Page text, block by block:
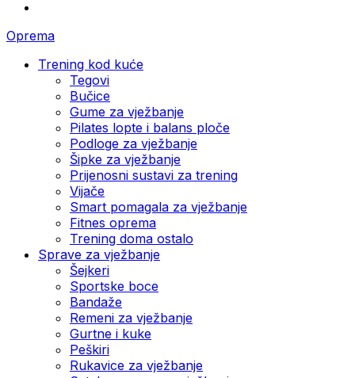
Oprema
Trening kod kuće
Tegovi
Bučice
Gume za vježbanje
Pilates lopte i balans ploče
Podloge za vježbanje
Šipke za vježbanje
Prijenosni sustavi za trening
Vijače
Smart pomagala za vježbanje
Fitnes oprema
Trening doma ostalo
Sprave za vježbanje
Šejkeri
Sportske boce
Bandaže
Remeni za vježbanje
Gurtne i kuke
Peškiri
Rukavice za vježbanje